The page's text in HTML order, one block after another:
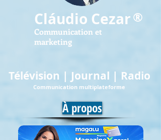
À propos
Télévision | Journal | Radio
Communication multiplateforme
®
Cláudio Cezar
Communication et
marketing